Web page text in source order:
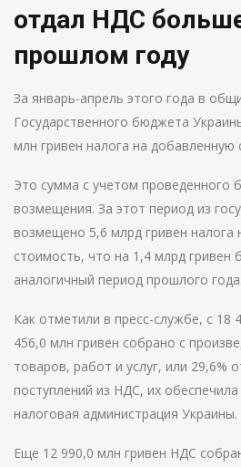
отдал НДС
прошлом году
За январь-апрель этого года в
Государственного бюджета
млн гривен налога на добавленную
Это сумма с учетом проведенного
возмещения. За этот период из
возмещено 5,6 млрд гривен налога
стоимость, что на 1,4 млрд гривен
аналогичный период прошлого года.
Как отметили в пресс-службе, с 18
456,0 млн гривен собрано с
товаров, работ и услуг, или 29,6%
поступлений из НДС, их
налоговая администрация Украины.
Еще 12 990,0 млн гривен НДС